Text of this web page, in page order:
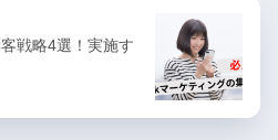
戦略4選！実施す